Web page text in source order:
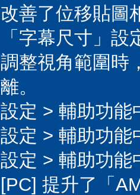
改善了位移貼圖
「字幕尺寸」
調整視角範圍時
離。
設定 > 輔助功能
設定 > 輔助功能
設定 > 輔助功能
[PC] 提升了「